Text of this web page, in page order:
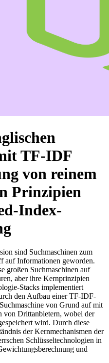
TF-IDF
von reinem
Prinzipien
Index-
sind Suchmaschinen zum
auf Informationen geworden.
großen Suchmaschinen auf
aber ihre Kernprinzipien
Stacks implementiert
den Aufbau einer TF-IDF-
von Grund auf mit
von Drittanbietern, wobei der
wird. Durch diese
der Kernmechanismen der
Schlüsseltechnologien in
und